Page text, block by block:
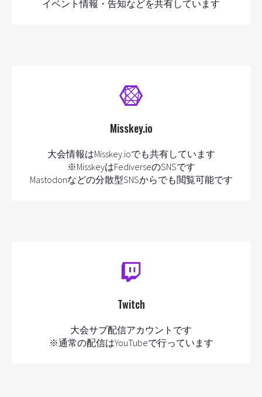
イベント情報・告知などを共有しています
Misskey.io
大会情報はMisskey.ioでも共有しています
※MisskeyはFediverseのSNSです
Mastodonなどの分散型SNSからでも閲覧可能です
Twitch
大会サブ配信アカウントです
※通常の配信はYouTubeで行っています